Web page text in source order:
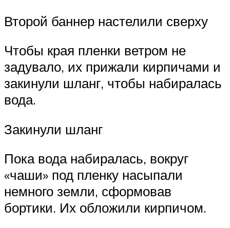
Второй баннер настелили сверху
Чтобы края пленки ветром не
задувало, их прижали кирпичами и
закинули шланг, чтобы набиралась
вода.
Закинули шланг
Пока вода набиралась, вокруг
«чаши» под пленку насыпали
немного земли, сформовав
бортики. Их обложили кирпичом.